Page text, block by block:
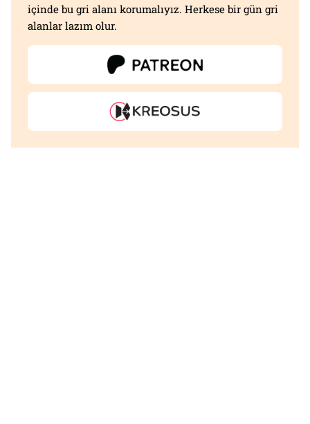
içinde bu gri alanı korumalıyız. Herkese bir gün gri
alanlar lazım olur.